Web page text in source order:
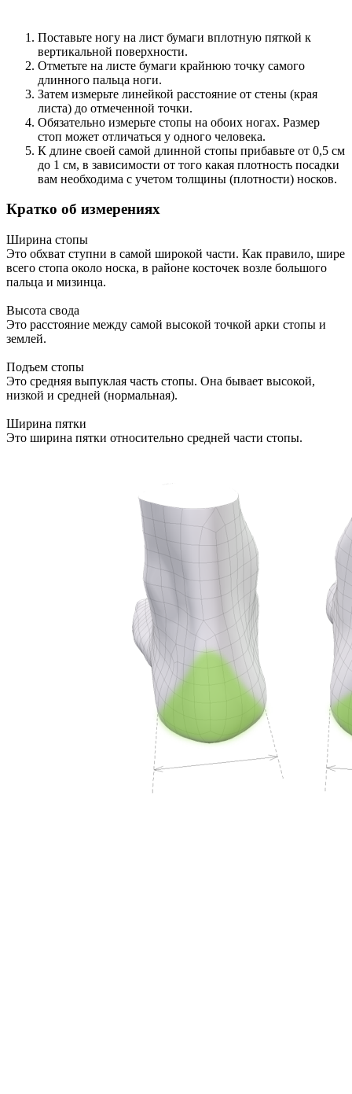
Поставьте ногу на лист бумаги вплотную пяткой к
вертикальной поверхности.
Отметьте на листе бумаги крайнюю точку самого
длинного пальца ноги.
Затем измерьте линейкой расстояние от стены (края
листа) до отмеченной точки.
Обязательно измерьте стопы на обоих ногах. Размер
стоп может отличаться у одного человека.
К длине своей самой длинной стопы прибавьте от 0,5 см
до 1 см, в зависимости от того какая плотность посадки
вам необходима с учетом толщины (плотности) носков.
Кратко об измерениях
Ширина стопы
Это обхват ступни в самой широкой части. Как правило, шире
всего стопа около носка, в районе косточек возле большого
пальца и мизинца.
Высота свода
Это расстояние между самой высокой точкой арки стопы и
землей.
Подъем стопы
Это средняя выпуклая часть стопы. Она бывает высокой,
низкой и средней (нормальная).
Ширина пятки
Это ширина пятки относительно средней части стопы.